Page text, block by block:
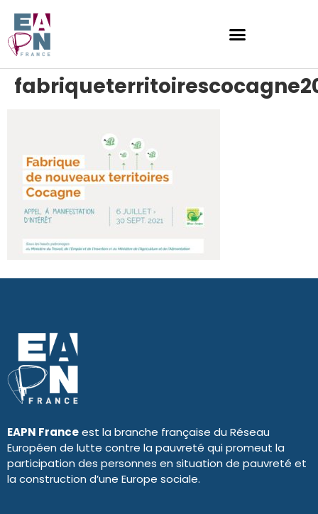
EAPN Franceest la branche française du Réseau
Européen de lutte contre la pauvreté qui promeut la
participation des personnes en situation de pauvreté et
la construction d’une Europe sociale.